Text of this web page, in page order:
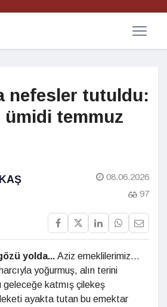
nefesler tutuldu:
ümidi temmuz
08.06.2026
97
yolda... Aziz emeklilerimiz...
yoğurmuş, alın terini
geleceğe katmış çilekeş
ayakta tutan bu emektar